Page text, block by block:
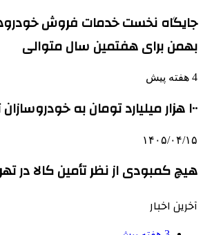
جایگاه نخست خدمات فروش
بهمن برای هفتمین سال متوالی
4 هفته پیش
۱۰۰ هزار میلیارد تومان به خودروسازان تخصیص می‌یابد
۱۴۰۵/۰۴/۱۵
هیچ کمبودی از نظر تأمین کالا در
آخرین اخبار